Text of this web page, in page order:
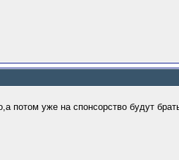
потом уже на спонсорство будут